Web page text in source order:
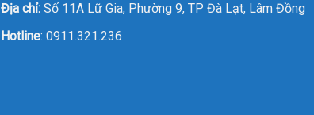
Địa chỉ: Số 11A Lữ Gia, Phường 9, TP Đà Lạt, Lâm Đồng
Hotline:0911.321.236